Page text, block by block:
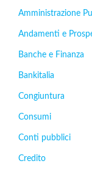
Amministrazione
Andamenti e
Banche e Finanza
Bankitalia
Congiuntura
Consumi
Conti pubblici
Credito